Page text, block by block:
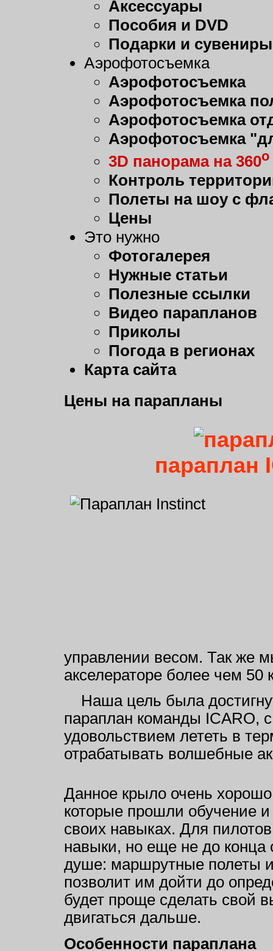
Аксессуары
Пособия и DVD
Подарки и сувениры
Аэрофотосъемка
Аэрофотосъемка
Аэрофотосъемка
Аэрофотосъемка
Аэрофотосъемка
3D панорама на 360о
Контроль
Полеты на шоу с
Цены
Это нужно
Фотогалерея
Нужные статьи
Полезные ссылки
Видео парапланов
Приколы
Погода в регионах
Карта сайта
Цены на парапланы
параплан
управлении весом. Так же
акселераторе более чем 50
Наша цель была
параплан команды ICARO,
удовольствием лететь в
отрабатывать волшебные
Данное крыло очень
которые прошли обучение и
своих навыках. Для
навыки, но еще не до
душе: маршрутные полеты
позволит им дойти до
будет проще сделать свой
двигаться дальше.
Особенности параплана